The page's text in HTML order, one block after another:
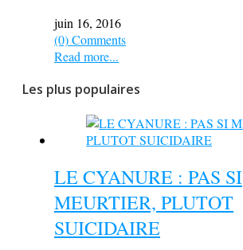
juin 16, 2016
(0) Comments
Read more...
Les plus populaires
LE CYANURE : PAS SI
MEURTIER, PLUTOT
SUICIDAIRE